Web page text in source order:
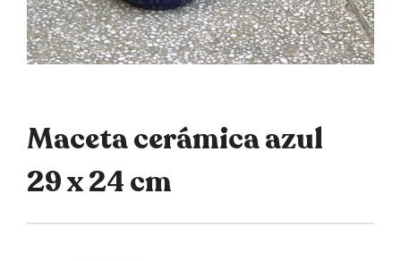
Maceta cerámica azul
29 x 24 cm